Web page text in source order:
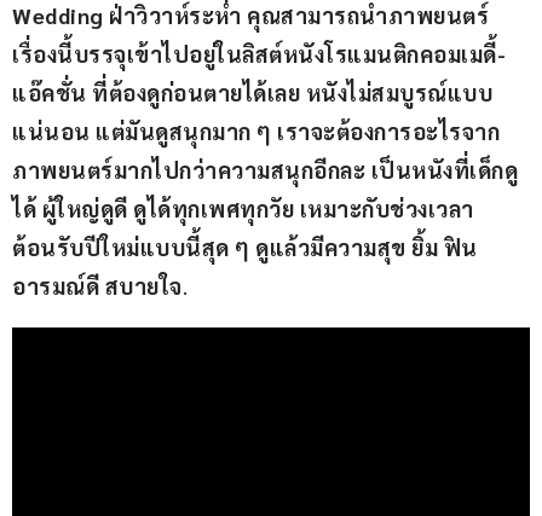
Wedding ฝ่าวิวาห์ระห่ำ คุณสามารถนำภาพยนตร์
เรื่องนี้บรรจุเข้าไปอยู่ในลิสต์หนังโรแมนติกคอมเมดี้-
แอ๊คชั่น ที่ต้องดูก่อนตายได้เลย หนังไม่สมบูรณ์แบบ
แน่นอน แต่มันดูสนุกมาก ๆ เราจะต้องการอะไรจาก
ภาพยนตร์มากไปกว่าความสนุกอีกละ เป็นหนังที่เด็กดู
ได้ ผู้ใหญ่ดูดี ดูได้ทุกเพศทุกวัย เหมาะกับช่วงเวลา
ต้อนรับปีใหม่แบบนี้สุด ๆ ดูแล้วมีความสุข ยิ้ม ฟิน
อารมณ์ดี สบายใจ.